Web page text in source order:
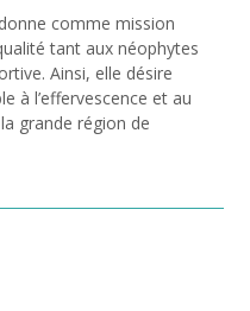
comme mission
tant aux néophytes
Ainsi, elle désire
à l’effervescence et au
grande région de